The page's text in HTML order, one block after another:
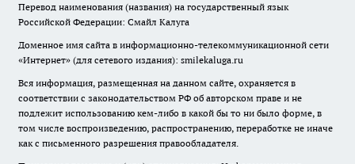
Перевод наименования (названия) на государственный язык
Российской Федерации: Смайл Калуга
Доменное имя сайта в информационно-телекоммуникационной сети
«Интернет» (для сетевого издания): smilekaluga.ru
Вся информация, размещенная на данном сайте, охраняется в
соответствии с законодательством РФ об авторском праве и не
подлежит использованию кем-либо в какой бы то ни было форме, в
том числе воспроизведению, распространению, переработке не иначе
как с письменного разрешения правообладателя.